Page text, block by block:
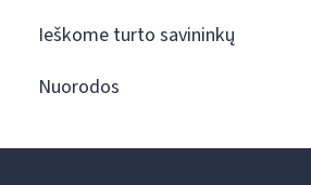
Ieškome turto savininkų
Nuorodos